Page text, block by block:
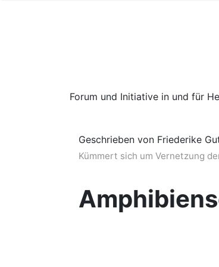
Forum und Initiative in und für
Geschrieben von Friederike
Kümmert sich um Vernetzung